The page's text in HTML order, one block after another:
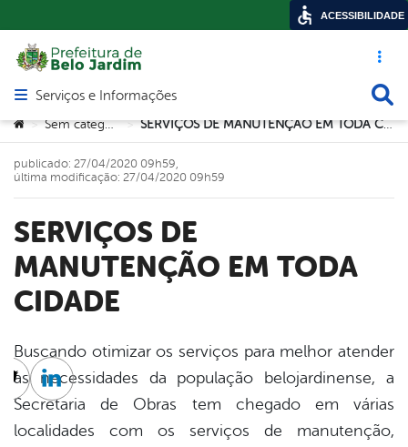
Acesso
Abrir menu principal de navegação
Serviços e Informações
Você está aqui:
> Sem categoria > SERVIÇOS DE MANUTENÇÃO EM TODA CIDADE
SERVIÇOS DE
MANUTENÇÃO EM TODA
CIDADE
publicado: 27/04/2020 09h59,
última modificação: 27/04/2020 09h59
Buscando otimizar os serviços para melhor atender
as necessidades da população belojardinense, a
Secretaria de Obras tem chegado em várias
localidades com os serviços de manutenção,
TwitterLinkedin
ACESSIBILIDADE